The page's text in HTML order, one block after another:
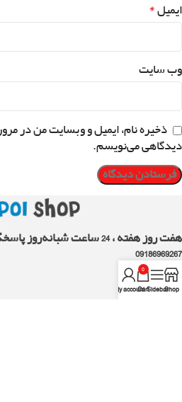
ایمیل*
وب‌ سایت
ذخیره نام، ایمیل و وبسایت من در
دیدگاهی می‌نویسم.
هفت روز هفته ، 24 ساعت
09186969267
AMPOLshop.ir
Shop
Sidebar
0
Cart
My account